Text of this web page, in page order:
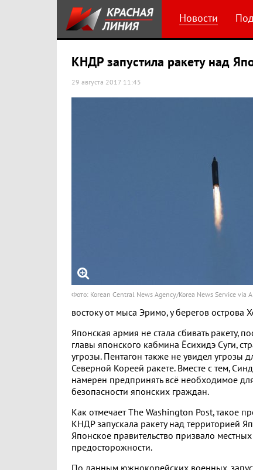
Новости
КНДР запустила ракету над
29 августа 2017 11:45
Фото: Korean Central News Agency/Korea News Service via
востоку от мыса Эримо, у берегов острова
Японская армия не стала сбивать ракету,
главы японского кабмина Ёсихидэ Суги,
угрозы. Пентагон также не увидел угрозы
Северной Кореей ракете. Вместе с тем,
намерен предпринять всё необходимое
безопасности японских граждан.
Как отмечает The Washington Post, такое
КНДР запускала ракету над территорией
Японское правительство призвало
предосторожности.